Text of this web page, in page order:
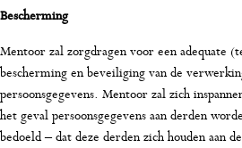
Bescherming
Mentoor zal zorgdragen voor een adequate
bescherming en beveiliging van de
persoonsgegevens. Mentoor zal zich
het geval persoonsgegevens aan derden
bedoeld – dat deze derden zich houden aan